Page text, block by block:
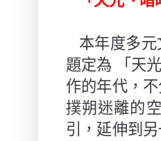
本年度多
題定為 「天
作的年代，
撲朔迷離的
引，延伸到